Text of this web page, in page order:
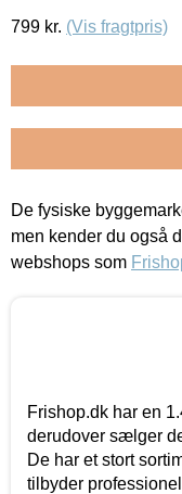
799 kr. (Vis fragtpris)
De fysiske
men kender du også
webshops som
Frishop.dk har en
derudover sælger
De har et stort
tilbyder